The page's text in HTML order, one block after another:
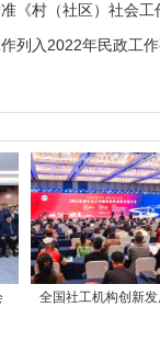
《村（社区）社会
列入2022年民政工
全国社工机构创新